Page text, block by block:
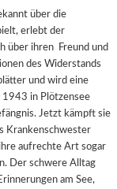
über die
erlebt der
über ihren Freund und
des Widerstands
und wird eine
1943 in Plötzensee
Jetzt kämpft sie
Krankenschwester
aufrechte Art sogar
Der schwere Alltag
am See,